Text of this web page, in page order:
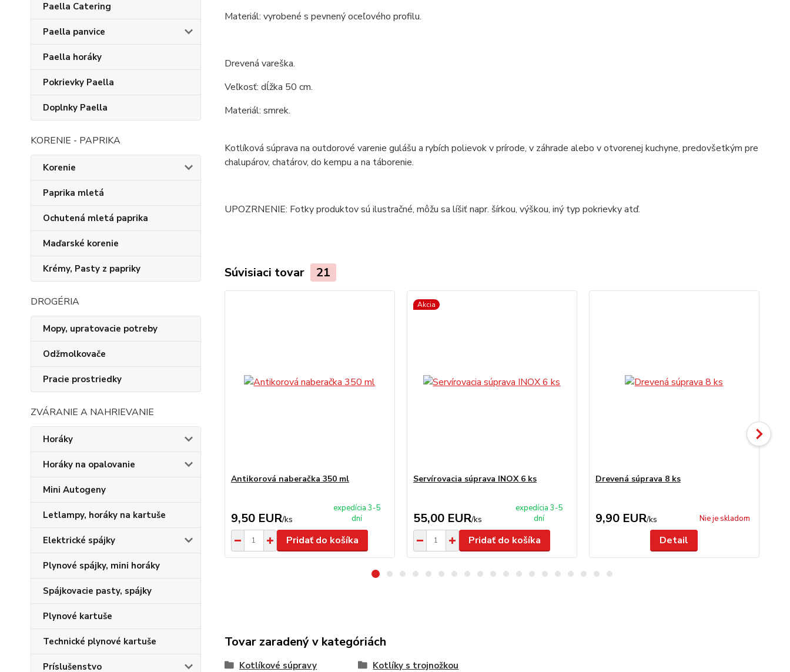
Paella Catering
Paella panvice
Paella horáky
Pokrievky Paella
Doplnky Paella
KORENIE - PAPRIKA
Korenie
Paprika mletá
Ochutená mletá paprika
Maďarské korenie
Krémy, Pasty z papriky
DROGÉRIA
Mopy, upratovacie potreby
Odžmolkovače
Pracie prostriedky
ZVÁRANIE A NAHRIEVANIE
Horáky
Horáky na opalovanie
Mini Autogeny
Letlampy, horáky na kartuše
Elektrické spájky
Plynové spájky, mini horáky
Spájkovacie pasty, spájky
Plynové kartuše
Technické plynové kartuše
Príslušenstvo
Materiál: vyrobené s pevnený oceľového profilu.
Drevená vareška.
Veľkosť: dĺžka 50 cm.
Materiál: smrek.
Kotlíková súprava na outdorové varenie gulášu a rybích polievok v prírode, v záhrade alebo v otvorenej kuchyne, predovšetkým pre
chalupárov, chatárov, do kempu a na táborenie.
UPOZRNENIE: Fotky produktov sú ilustračné, môžu sa líšiť napr. šírkou, výškou, iný typ pokrievky atď.
Súvisiaci tovar 21
Antikorová naberačka 350 ml
9,50 EUR/ks
expedícia 3-5
dní
Pridať do košíka
Akcia
Servírovacia súprava INOX 6 ks
55,00 EUR/ks
expedícia 3-5
dní
Pridať do košíka
Drevená súprava 8 ks
9,90 EUR/ks Nie je skladom
Detail
Tovar zaradený v kategóriách
Kotlíkové súpravy Kotlíky s trojnožkou